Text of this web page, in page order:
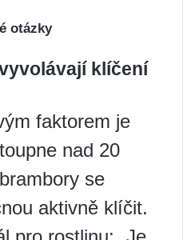
otázky
klíčení
faktorem je
nad 20
se
aktivně klíčit.